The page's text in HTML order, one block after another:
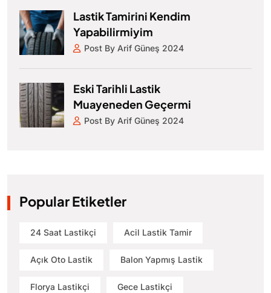
Lastik Tamirini Kendim
Yapabilirmiyim
Post By Arif Güneş 2024
Eski Tarihli Lastik
Muayeneden Geçermi
Post By Arif Güneş 2024
Popular Etiketler
24 Saat Lastikçi Acil Lastik Tamir
Açık Oto Lastik Balon Yapmış Lastik
Florya Lastikçi Gece Lastikçi